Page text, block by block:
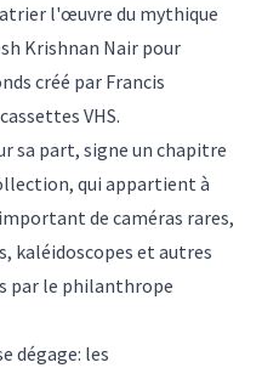
l'œuvre du mythique
Krishnan Nair pour
créé par Francis
VHS.
sa part, signe un chapitre
qui appartient à
de caméras rares,
kaléidoscopes et autres
par le philanthrope
dégage: les